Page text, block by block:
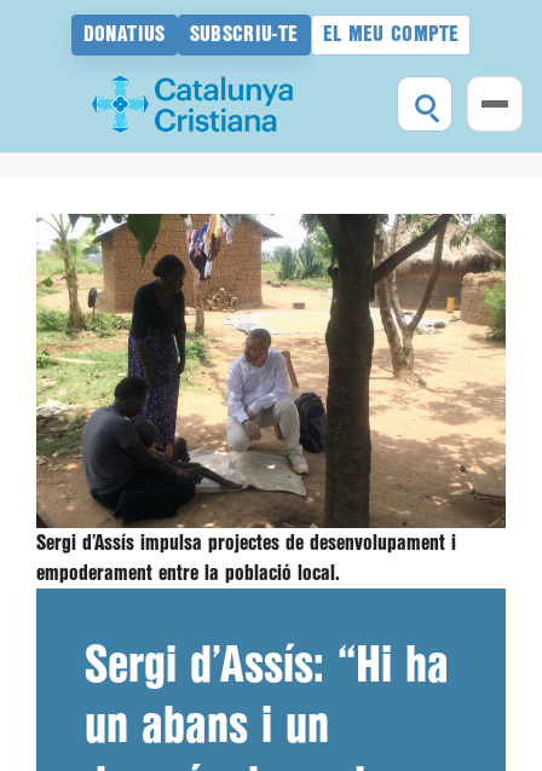
DONATIUS SUBSCRIU-TE EL MEU COMPTE
contingut
Sergi d’Assís impulsa projectes de desenvolupament i
empoderament entre la població local.
Sergi d’Assís: “Hi ha
un abans i un